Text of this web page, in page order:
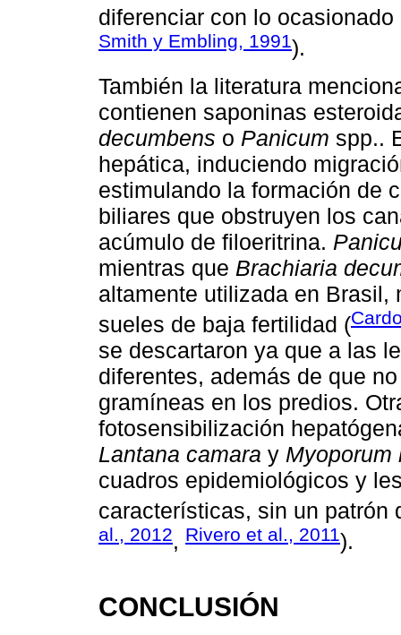
diferenciar con lo
Smith y Embling, 1991).
También la literatura
contienen saponinas
decumbens o Panicum spp..
hepática, induciendo
estimulando la formación de
biliares que obstruyen los
acúmulo de filoeritrina.
mientras que Brachiaria
altamente utilizada en
sueles de baja fertilidad (
se descartaron ya que a las
diferentes, además de que
gramíneas en los predios.
fotosensibilización
Lantana camara y Myoporum
cuadros epidemiológicos y
características, sin un patrón
al., 2012, Rivero et al., 2011).
CONCLUSIÓN